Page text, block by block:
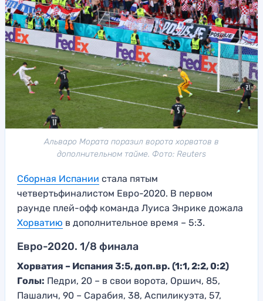
Альваро Мората поразил ворота хорватов в
дополнительном тайме. Фото: Reuters
Сборная Испании стала пятым
четвертьфиналистом Евро-2020. В первом
раунде плей-офф команда Луиса Энрике дожала
Хорватию в дополнительное время – 5:3.
Евро-2020. 1/8 финала
Хорватия – Испания 3:5, доп.вр. (1:1, 2:2, 0:2)
Голы: Педри, 20 – в свои ворота, Оршич, 85,
Пашалич, 90 – Сарабия, 38, Аспиликуэта, 57,